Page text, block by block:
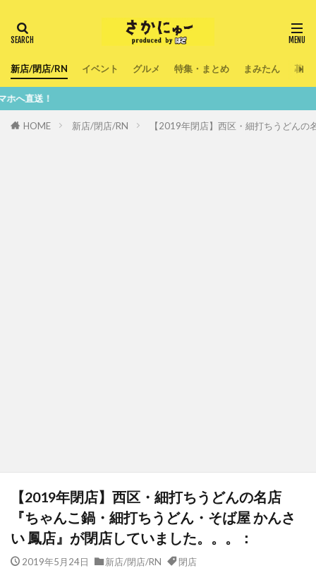
新店/閉店/RN イベント グルメ 特集・まとめ まみたん 暮ら
HOME 新店/閉店/RN 【2019年閉店】西区・細打ちうどん
【2019年閉店】西区・細打ちうどんの名店
『ちゃんこ鍋・細打ちうどん・そば屋 かんさ
い 鳳店』が閉店していました。。。：
2019年5月24日 新店/閉店/RN 閉店